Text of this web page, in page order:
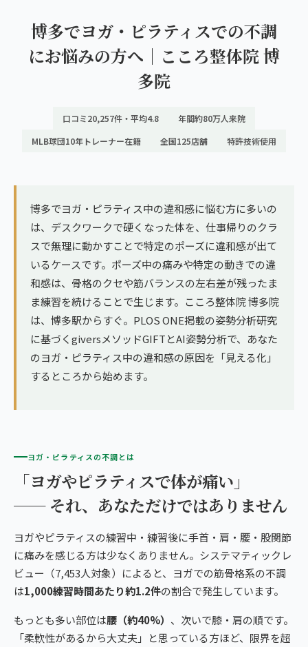
姿勢矯正
疲労回復
立川エリア（2院）
→ エリア一覧（全11エリア）
お知らせ
コラム
博多でヨガ・ピラティスでの不調
にお悩みの方へ｜こころ整体院 博
多院
口コミ20,257件・平均4.8
年間約80万人来院
MLB球団10年トレーナー在籍
全国125店舗 特許技術使用
博多でヨガ・ピラティス中の違和感に悩む方に多いの
は、デスクワークで硬くなった体を、仕事帰りのクラ
スで無理に動かすことで特定のポーズに違和感が出て
いるケースです。ポーズ中の痛みや特定の動きでの違
和感は、骨格のクセや筋バランスの左右差が残ったま
ま練習を続けることで生じます。こころ整体院 博多院
は、博多駅からすぐ。PLOS ONE掲載の姿勢分析研究
に基づくgiversメソッドGIFTとAI姿勢分析で、あなた
のヨガ・ピラティス中の違和感の原因を「見える化」
するところから始めます。
ヨガ・ピラティスの不調とは
「ヨガやピラティスで体が痛い」
── それ、あなただけではありません
ヨガやピラティスの練習中・練習後に手首・肩・腰・股関節
に痛みを感じる方は少なくありません。システマティックレ
ビュー（7,453人対象）によると、ヨガでの筋骨格系の不調
は1,000練習時間あたり約1.2件の割合で発生しています。
もっとも多い部位は腰（約40%） 、次いで膝・肩の順です。
「柔軟性があるから大丈夫」と思っている方ほど、限界を超